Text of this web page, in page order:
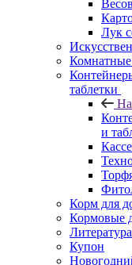
Лук
таблетки
и
Корм для
Кормовые
Литература
Купон